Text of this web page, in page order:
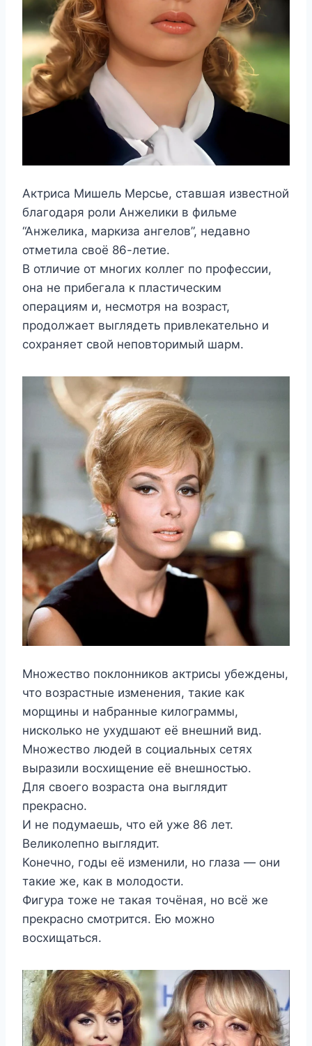
Актриса Мишель Мерсье, ставшая известной
благодаря роли Анжелики в фильме
“Анжелика, маркиза ангелов”, недавно
отметила своё 86-летие.
В отличие от многих коллег по профессии,
она не прибегала к пластическим
операциям и, несмотря на возраст,
продолжает выглядеть привлекательно и
сохраняет свой неповторимый шарм.
Множество поклонников актрисы убеждены,
что возрастные изменения, такие как
морщины и набранные килограммы,
нисколько не ухудшают её внешний вид.
Множество людей в социальных сетях
выразили восхищение её внешностью.
Для своего возраста она выглядит
прекрасно.
И не подумаешь, что ей уже 86 лет.
Великолепно выглядит.
Конечно, годы её изменили, но глаза — они
такие же, как в молодости.
Фигура тоже не такая точёная, но всё же
прекрасно смотрится. Ею можно
восхищаться.